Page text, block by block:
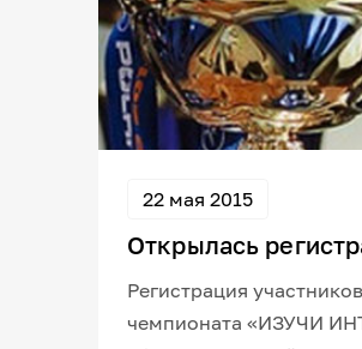
22 мая 2015
Открылась
Регистрация
чемпионата «ИЗУЧИ